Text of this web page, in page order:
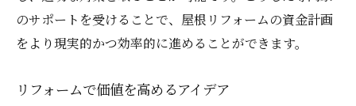
のサポートを受けることで、屋根リフォームの資金計画
をより現実的かつ効率的に進めることができます。
リフォームで価値を高めるアイデア